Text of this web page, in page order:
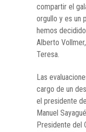
compartir el
orgullo y es un
hemos
Alberto
Teresa.
Las
cargo de un
el presidente
Manuel
Presidente del